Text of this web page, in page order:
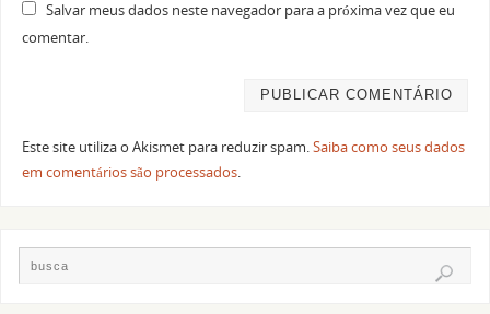
Salvar meus dados neste navegador para a próxima vez que eu
comentar.
Este site utiliza o Akismet para reduzir spam.Saiba como seus dados
em comentários são processados.